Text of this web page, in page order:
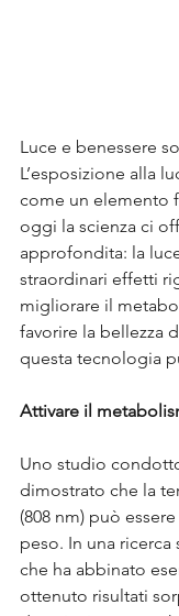
Luce e benessere
L’esposizione alla
come un elemento
oggi la scienza ci
approfondita: la
straordinari effetti
migliorare il
favorire la bellezza
questa tecnologia
Attivare il
Uno studio
dimostrato che la
(808 nm) può
peso. In una
che ha abbinato
ottenuto risultati